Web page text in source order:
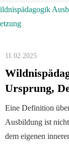
11.02.2025
Ursprung,
Eine Definition
Ausbildung ist
dem eigenen